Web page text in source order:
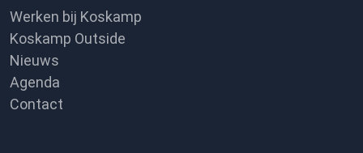
Werken bij Koskamp
Koskamp Outside
Nieuws
Agenda
Contact